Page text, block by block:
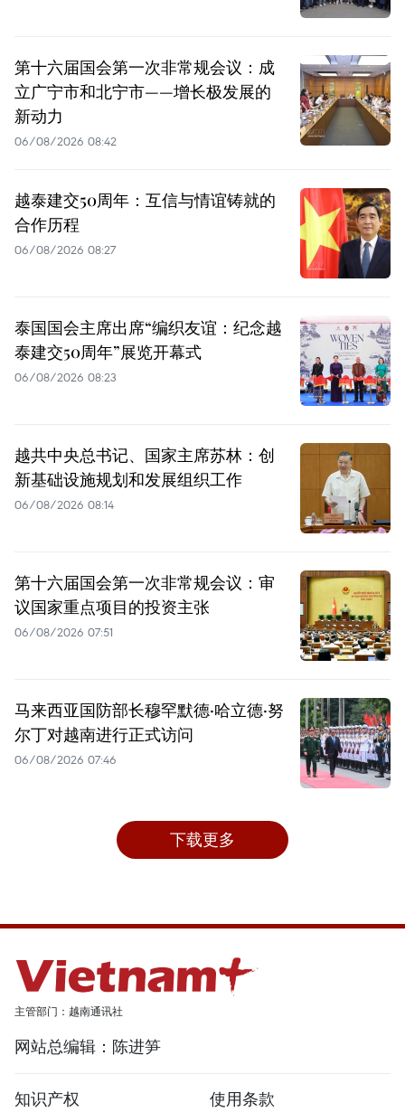
第十六届国会第一次非常规会议：成
立广宁市和北宁市——增长极发展的
新动力
06/08/2026 08:42
越泰建交50周年：互信与情谊铸就的
合作历程
06/08/2026 08:27
泰国国会主席出席“编织友谊：纪念越
泰建交50周年”展览开幕式
06/08/2026 08:23
越共中央总书记、国家主席苏林：创
新基础设施规划和发展组织工作
06/08/2026 08:14
第十六届国会第一次非常规会议：审
议国家重点项目的投资主张
06/08/2026 07:51
马来西亚国防部长穆罕默德·哈立德·努
尔丁对越南进行正式访问
06/08/2026 07:46
下载更多
主管部门：越南通讯社
网站总编辑：陈进笋
知识产权 使用条款